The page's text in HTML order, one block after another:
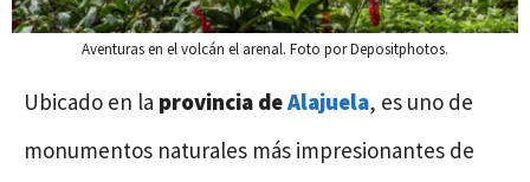
Aventuras en el volcán el arenal. Foto por Depositphotos.
Ubicado en la provincia deAlajuela, es uno de
monumentos naturales más impresionantes de